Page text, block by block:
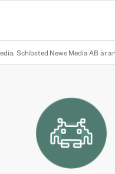
Schibsted News Media AB är